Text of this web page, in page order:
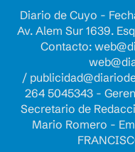
Diario de Cuyo -
Av. Alem Sur 1639.
Contacto:
/
264 5045343 -
Secretario de
Mario Romero -